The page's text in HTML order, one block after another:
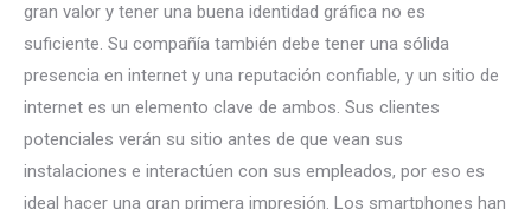
gran valor y tener una buena identidad gráfica no es
suficiente. Su compañía también debe tener una sólida
presencia en internet y una reputación confiable, y un sitio de
internet es un elemento clave de ambos. Sus clientes
potenciales verán su sitio antes de que vean sus
instalaciones e interactúen con sus empleados, por eso es
ideal hacer una gran primera impresión. Los smartphones han